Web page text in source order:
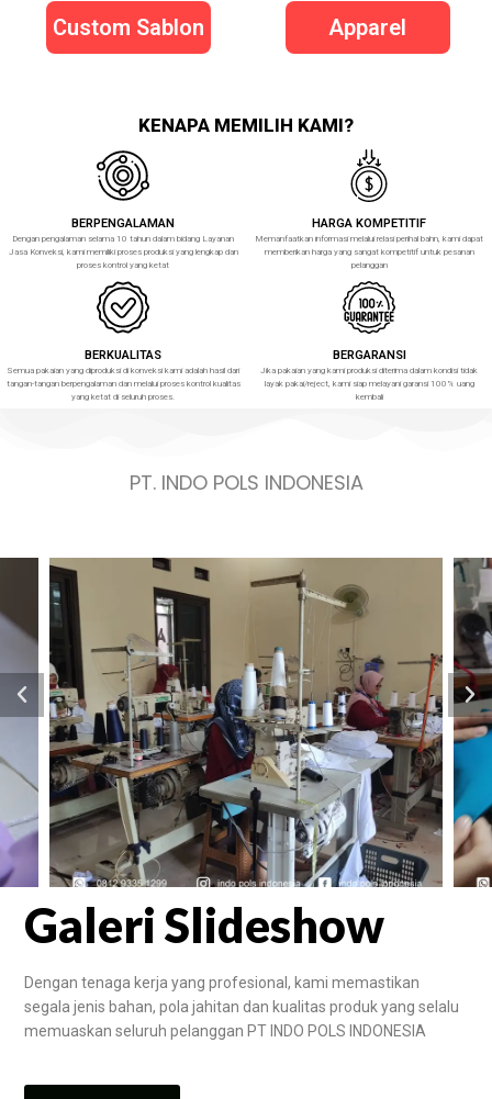
Custom Sablon Apparel
KENAPA MEMILIH KAMI?
BERPENGALAMAN
Dengan pengalaman selama 10 tahun dalam bidang Layanan
Jasa Konveksi, kami memiliki proses produksi yang lengkap dan
proses kontrol yang ketat
HARGA KOMPETITIF
Memanfaatkan informasi melalui relasi perihal bahn, kami dapat
memberikan harga yang sangat kompetitif untuk pesanan
pelanggan
BERKUALITAS
Semua pakaian yang diproduksi di konveksi kami adalah hasil dari
tangan-tangan berpengalaman dan melalui proses kontrol kualitas
yang ketat di seluruh proses.
BERGARANSI
Jika pakaian yang kami produksi diterima dalam kondisi tidak
layak pakai/reject, kami siap melayani garansi 100% uang
kembali
PT. INDO POLS INDONESIA
Galeri Slideshow
Dengan tenaga kerja yang profesional, kami memastikan
segala jenis bahan, pola jahitan dan kualitas produk yang selalu
memuaskan seluruh pelanggan PT INDO POLS INDONESIA